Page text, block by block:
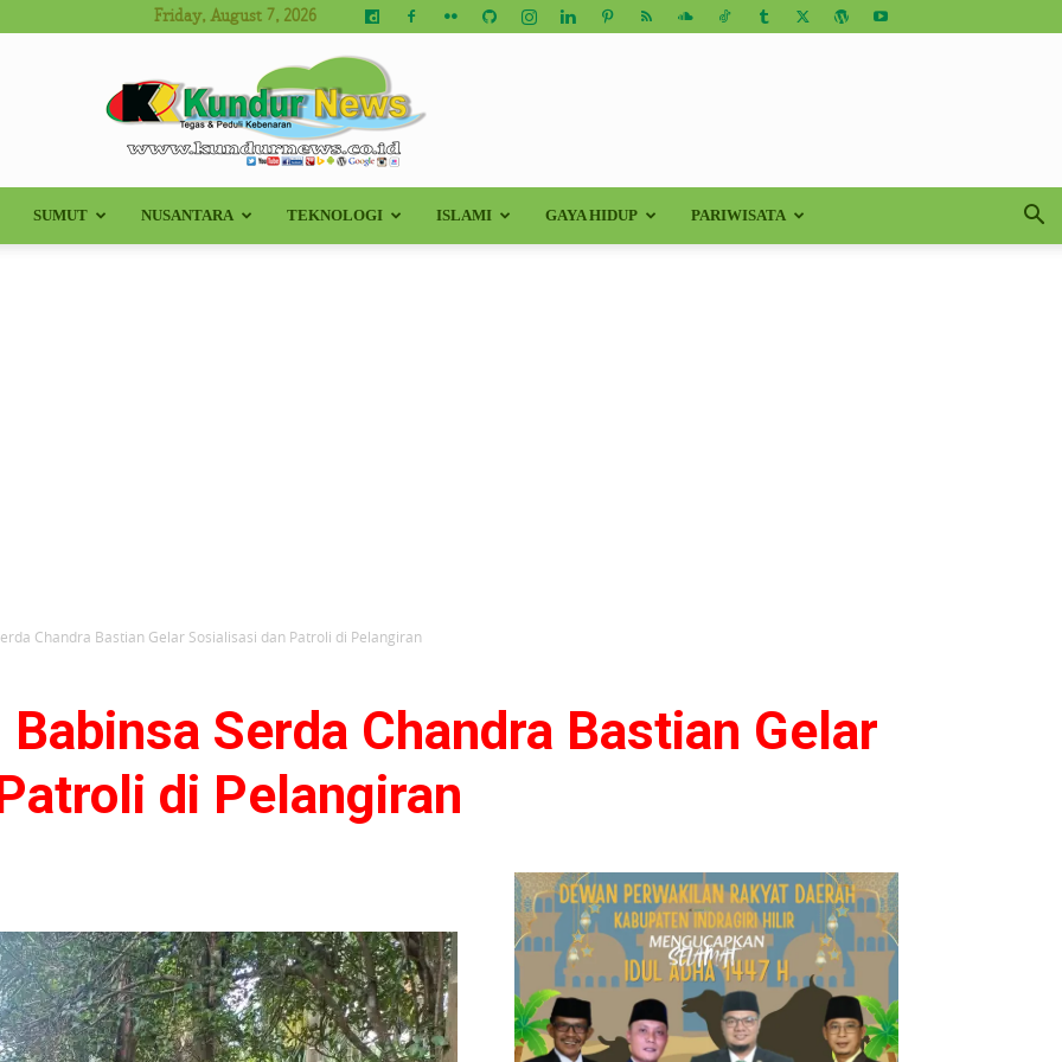
Friday, August 7, 2026
Kundur
SUMUT NUSANTARA TEKNOLOGI ISLAMI GAYA HIDUP PARIWISATA
Chandra Bastian Gelar Sosialisasi dan Patroli di Pelangiran
Serda Chandra Bastian Gelar
di Pelangiran